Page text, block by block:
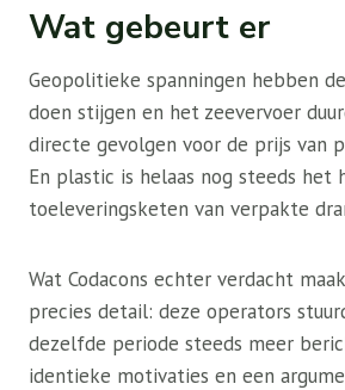
Wat gebeurt er
Geopolitieke spanningen hebben
doen stijgen en het zeevervoer
directe gevolgen voor de prijs van
En plastic is helaas nog steeds het
toeleveringsketen van verpakte
Wat Codacons echter verdacht
precies detail: deze operators
dezelfde periode steeds meer
identieke motivaties en een